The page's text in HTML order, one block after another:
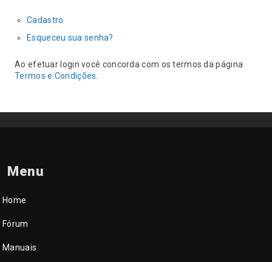
Cadastro
Esqueceu sua senha?
Ao efetuar login você concorda com os termos da página
Termos e Condições
Menu
Home
Fórum
Manuais